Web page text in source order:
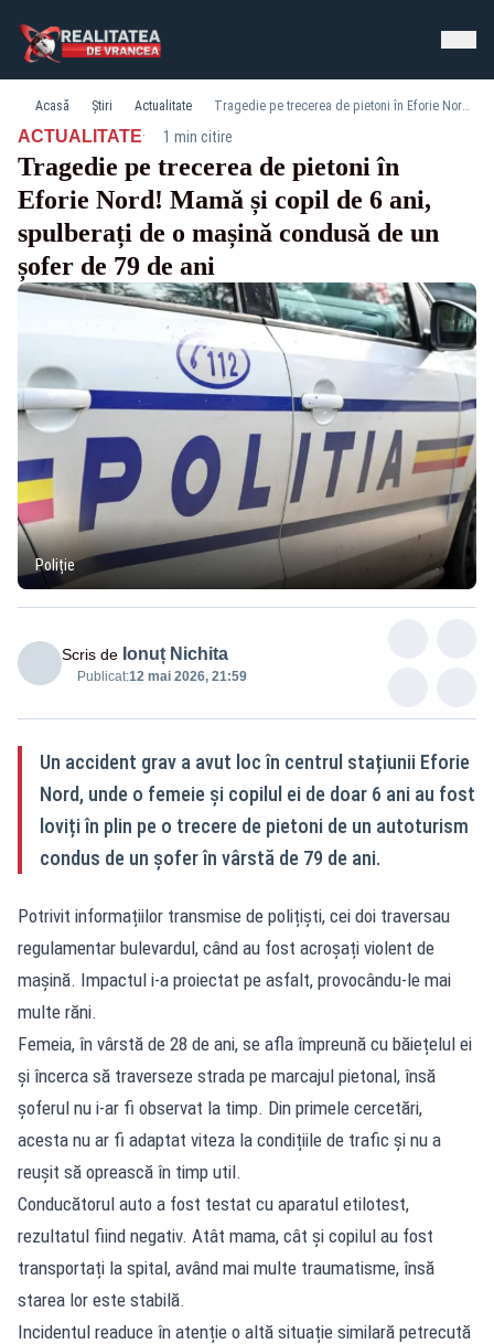
Acasă Știri Actualitate Tragedie pe trecerea de pietoni în Eforie Nord! Mamă și copil de 6 ani, spulberați de o mașină condusă de un șofer de 79 de ani
ACTUALITATE· 1 min citire
Tragedie pe trecerea de pietoni în
Eforie Nord! Mamă și copil de 6 ani,
spulberați de o mașină condusă de un
șofer de 79 de ani
Poliție
Scris de Ionuț Nichita
Publicat:12 mai 2026, 21:59
Un accident grav a avut loc în centrul stațiunii Eforie
Nord, unde o femeie și copilul ei de doar 6 ani au fost
loviți în plin pe o trecere de pietoni de un autoturism
condus de un șofer în vârstă de 79 de ani.
Potrivit informațiilor transmise de polițiști, cei doi traversau
regulamentar bulevardul, când au fost acroșați violent de
mașină. Impactul i-a proiectat pe asfalt, provocându-le mai
multe răni.
Femeia, în vârstă de 28 de ani, se afla împreună cu băiețelul ei
și încerca să traverseze strada pe marcajul pietonal, însă
șoferul nu i-ar fi observat la timp. Din primele cercetări,
acesta nu ar fi adaptat viteza la condițiile de trafic și nu a
reușit să oprească în timp util.
Conducătorul auto a fost testat cu aparatul etilotest,
rezultatul fiind negativ. Atât mama, cât și copilul au fost
transportați la spital, având mai multe traumatisme, însă
starea lor este stabilă.
Incidentul readuce în atenție o altă situație similară petrecută